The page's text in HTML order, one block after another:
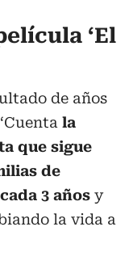
‘El
de años
la
que sigue
de
3 años y
la vida a